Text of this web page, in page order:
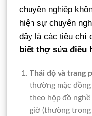
chuyên nghiệp
hiện sự chuyên
đây là các tiêu chí
biết thợ sửa điều
Thái độ và trang
thường mặc
theo hộp đồ nghề
giờ (thường